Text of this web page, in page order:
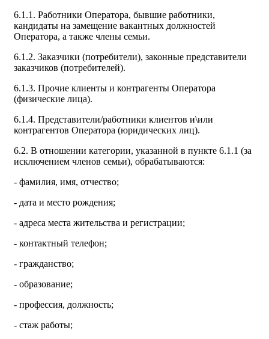
6.1.1. Работники Оператора, бывшие работники,
кандидаты на замещение вакантных должностей
Оператора, а также члены семьи.
6.1.2. Заказчики (потребители), законные представители
заказчиков (потребителей).
6.1.3. Прочие клиенты и контрагенты Оператора
(физические лица).
6.1.4. Представители/работники клиентов и\или
контрагентов Оператора (юридических лиц).
6.2. В отношении категории, указанной в пункте 6.1.1 (за
исключением членов семьи), обрабатываются:
- фамилия, имя, отчество;
- дата и место рождения;
- адреса места жительства и регистрации;
- контактный телефон;
- гражданство;
- образование;
- профессия, должность;
- стаж работы;